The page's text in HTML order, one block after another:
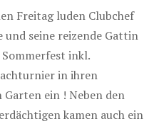
Freitag luden Clubchef
und seine reizende Gattin
inkl.
in ihren
Garten ein ! Neben den
kamen auch ein